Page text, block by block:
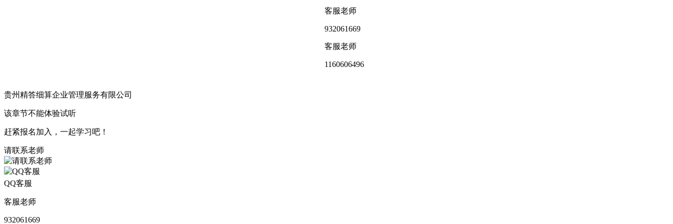
客服老师
932061669
客服老师
1160606496
贵州精答细算企业管理服务有限公司
该章节不能体验试听
赶紧报名加入，一起学习吧！
请联系老师
QQ客服
客服老师
932061669